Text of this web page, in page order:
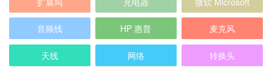
音频线 HP 惠普 麦克风
天线 网络 转换头